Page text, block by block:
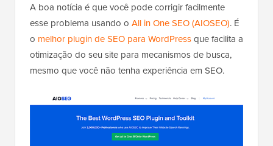
A boa notícia é que você pode corrigir facilmente
esse problema usando o All in One SEO (AIOSEO). É
o melhor plugin de SEO para WordPressque facilita a
otimização do seu site para mecanismos de busca,
mesmo que você não tenha experiência em SEO.